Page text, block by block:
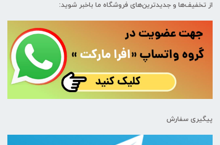
از تخفیف‌ها و جدیدترین‌های فروشگاه ما باخبر شوید:
پیگیری سفارش